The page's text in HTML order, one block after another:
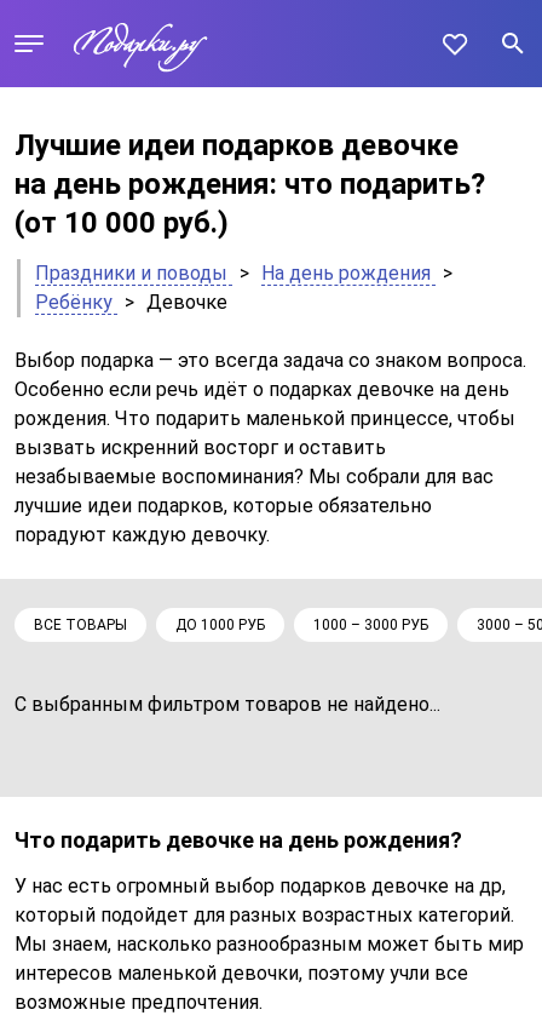
Лучшие идеи подарков девочке
на день рождения: что подарить?
(от 10 000 руб.)
Праздники и поводы > На день рождения >
Ребёнку > Девочке
Выбор подарка — это всегда задача со знаком вопроса.
Особенно если речь идёт о подарках девочке на день
рождения. Что подарить маленькой принцессе, чтобы
вызвать искренний восторг и оставить
незабываемые воспоминания? Мы собрали для вас
лучшие идеи подарков, которые обязательно
порадуют каждую девочку.
ВСЕ ТОВАРЫ ДО 1000 РУБ 1000 – 3000 РУБ 3000 –
С выбранным фильтром товаров не найдено...
Что подарить девочке на день рождения?
У нас есть огромный выбор подарков девочке на др,
который подойдет для разных возрастных категорий.
Мы знаем, насколько разнообразным может быть мир
интересов маленькой девочки, поэтому учли все
возможные предпочтения.